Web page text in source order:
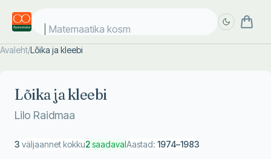
Matemaatika kosmo
Avaleht/Lõika ja kleebi
Lõika ja kleebi
Lilo Raidmaa
3 väljaannet kokku2saadavalAastad: 1974–1983